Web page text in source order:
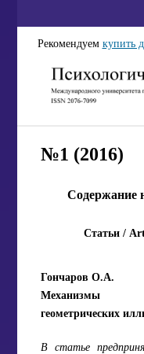
Рекомендуем купить
№1 (2016)
Содержание
Статьи /
Гончаров О.А.
Механизмы
геометрических
В статье